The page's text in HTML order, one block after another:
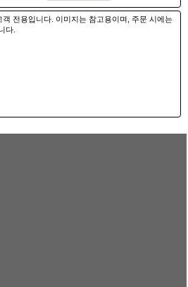
전용입니다. 이미지는 참고용이며, 주문 시에는
다.